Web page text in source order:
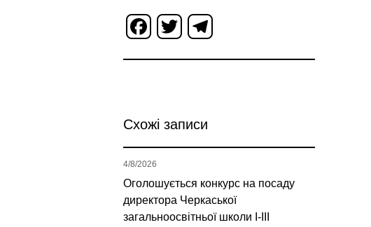
Facebook
Twitter
Схожі записи
Оголошується конкурс на посаду
директора Черкаської
загальноосвітньої школи І-ІІІ
4/8/2026